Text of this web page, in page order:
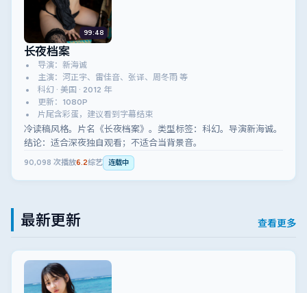
99:48
长夜档案
导演：新海诚
主演：河正宇、雷佳音、张译、周冬雨 等
科幻 · 美国 · 2012 年
更新：1080P
片尾含彩蛋，建议看到字幕结束
冷读稿风格。片名《长夜档案》。类型标签：科幻。导演新海诚。
结论：适合深夜独自观看；不适合当背景音。
90,098 次播放6.2综艺 连载中
最新更新 查看更多